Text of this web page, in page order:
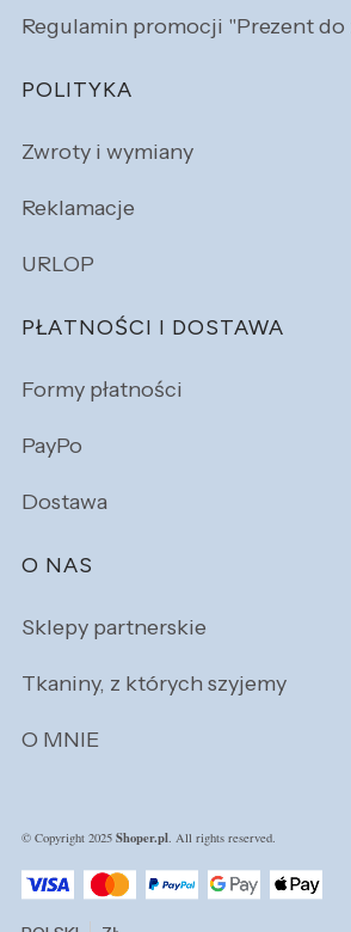
Regulamin promocji "Prezent do
POLITYKA
Zwroty i wymiany
Reklamacje
URLOP
PŁATNOŚCI I DOSTAWA
Formy płatności
PayPo
Dostawa
O NAS
Sklepy partnerskie
Tkaniny, z których szyjemy
O MNIE
© Copyright 2025 Shoper.pl . All rights reserved.